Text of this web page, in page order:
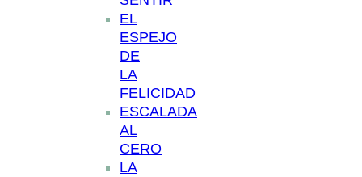
EL
ESPEJO
DE
LA
FELICIDAD
ESCALADA
AL
CERO
LA